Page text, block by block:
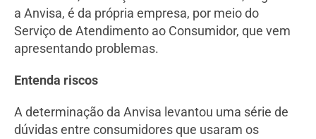
a Anvisa, é da própria empresa, por meio do
Serviço de Atendimento ao Consumidor, que vem
apresentando problemas.
Entenda riscos
A determinação da Anvisa levantou uma série de
dúvidas entre consumidores que usaram os